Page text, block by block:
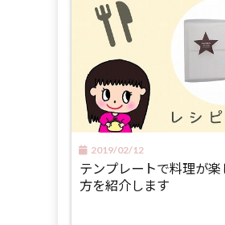
2019/02/12
テンプレートで料理が
方を紹介します